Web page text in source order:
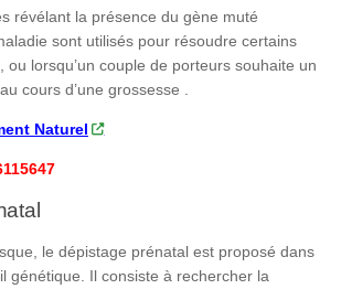
révélant la présence du gène muté
sont utilisés pour résoudre certains
ou lorsqu’un couple de porteurs souhaite un
cours d’une grossesse .
Naturel
le dépistage prénatal est proposé dans
génétique. Il consiste à rechercher la